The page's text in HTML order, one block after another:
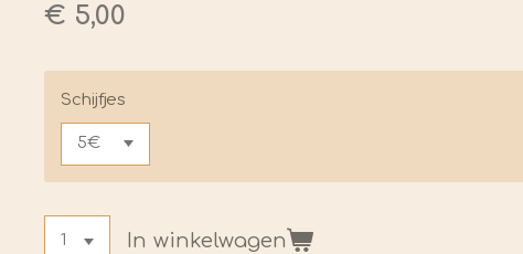
€ 5,00
Schijfjes
In winkelwagen